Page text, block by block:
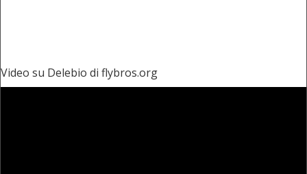
Video su Delebio di flybros.org